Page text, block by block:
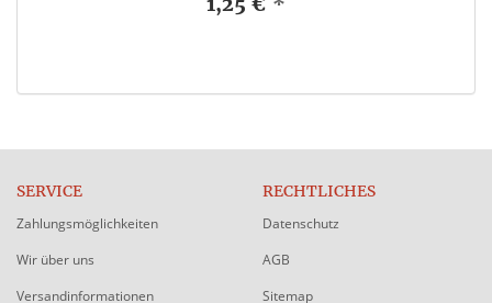
SERVICE
Zahlungsmöglichkeiten
Wir über uns
Versandinformationen
RECHTLICHES
Datenschutz
AGB
Sitemap